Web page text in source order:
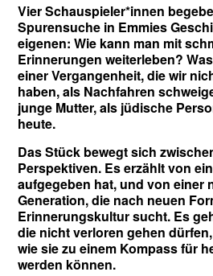
Vier Schauspieler*innen
Spurensuche in Emmies
eigenen: Wie kann man mit
Erinnerungen weiterleben?
einer Vergangenheit, die wir
haben, als Nachfahren
junge Mutter, als jüdische
heute.
Das Stück bewegt sich
Perspektiven. Es erzählt von
aufgegeben hat, und von einer
Generation, die nach neuen
Erinnerungskultur sucht. Es
die nicht verloren gehen
wie sie zu einem Kompass für
werden können.